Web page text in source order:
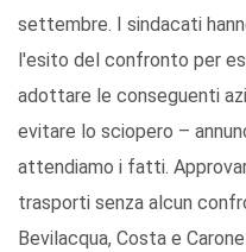
settembre. I sindacati
l'esito del confronto per
adottare le conseguenti
evitare lo sciopero –
attendiamo i fatti.
trasporti senza alcun
Bevilacqua, Costa e